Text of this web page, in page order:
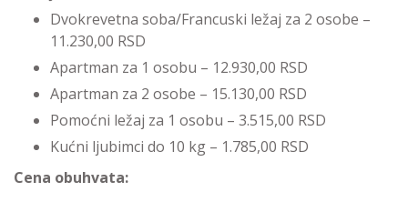
Dvokrevetna soba/Francuski ležaj za 2 osobe –
11.230,00 RSD
Apartman za 1 osobu – 12.930,00 RSD
Apartman za 2 osobe – 15.130,00 RSD
Pomoćni ležaj za 1 osobu – 3.515,00 RSD
Kućni ljubimci do 10 kg – 1.785,00 RSD
Cena obuhvata: